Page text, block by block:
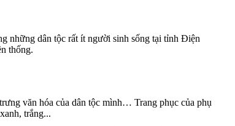
những dân tộc rất ít người sinh sống tại tỉnh Điện
thống.
văn hóa của dân tộc mình… Trang phục của phụ
trắng...